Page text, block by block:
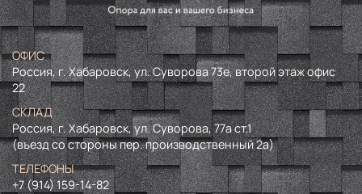
ОФИС
Россия, г. Хабаровск, ул. Суворова 73е, второй этаж офис
22
СКЛАД
Россия, г. Хабаровск, ул. Суворова, 77а ст.1
(въезд со стороны пер. производственный 2а)
ТЕЛЕФОНЫ
+7 (914) 159-14-82